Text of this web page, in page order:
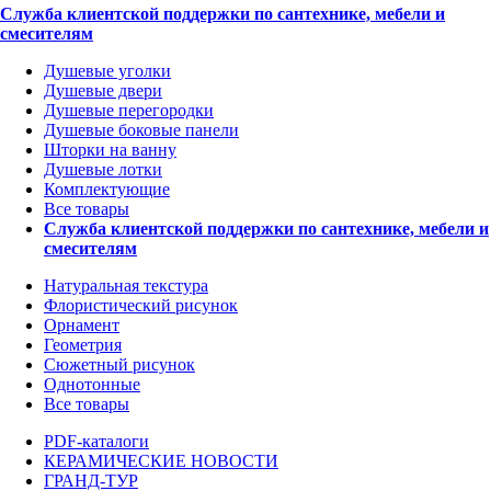
Служба клиентской поддержки по сантехнике, мебели и
смесителям
Душевые уголки
Душевые двери
Душевые перегородки
Душевые боковые панели
Шторки на ванну
Душевые лотки
Комплектующие
Все товары
Служба клиентской поддержки по сантехнике, мебели и
смесителям
Натуральная текстура
Флористический рисунок
Орнамент
Геометрия
Сюжетный рисунок
Однотонные
Все товары
PDF-каталоги
КЕРАМИЧЕСКИЕ НОВОСТИ
ГРАНД-ТУР